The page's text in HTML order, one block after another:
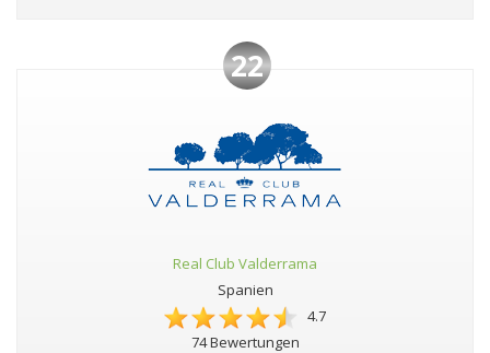
22
Real Club Valderrama
Spanien
4.7
74 Bewertungen